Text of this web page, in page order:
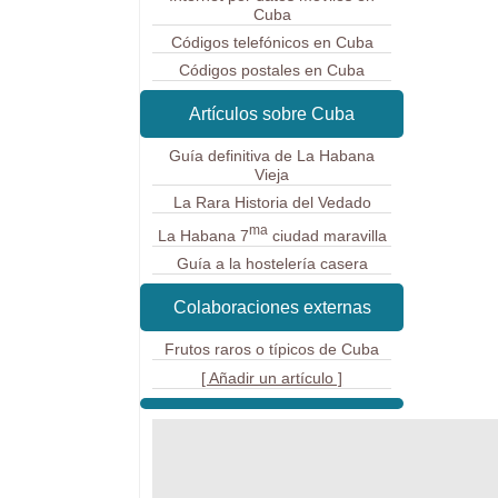
Cuba
Códigos telefónicos en Cuba
Códigos postales en Cuba
Artículos sobre Cuba
Guía definitiva de La Habana
Vieja
La Rara Historia del Vedado
La Habana 7maciudad maravilla
Guía a la hostelería casera
Colaboraciones externas
Frutos raros o típicos de Cuba
[ Añadir un artículo ]